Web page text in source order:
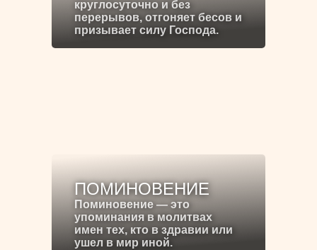
круглосуточно и без
перерывов, отгоняет бесов и
призывает силу Господа.
ПОМИНОВЕНИЕ
Поминовение — это
упоминания в молитвах
имен тех, кто в здравии или
ушел в мир иной.